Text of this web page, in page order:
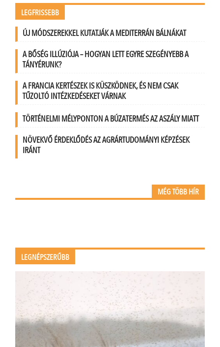
LEGFRISSEBB
ÚJ MÓDSZEREKKEL KUTATJÁK A MEDITERRÁN BÁLNÁKAT
A BŐSÉG ILLÚZIÓJA – HOGYAN LETT EGYRE SZEGÉNYEBB A
TÁNYÉRUNK?
A FRANCIA KERTÉSZEK IS KÜSZKÖDNEK, ÉS NEM CSAK
TŰZOLTÓ INTÉZKEDÉSEKET VÁRNAK
TÖRTÉNELMI MÉLYPONTON A BÚZATERMÉS AZ ASZÁLY MIATT
NÖVEKVŐ ÉRDEKLŐDÉS AZ AGRÁRTUDOMÁNYI KÉPZÉSEK
IRÁNT
MÉG TÖBB HÍR
LEGNÉPSZERŰBB